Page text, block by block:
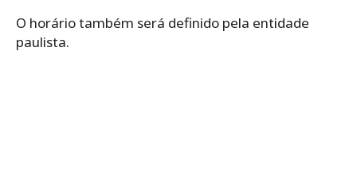
O horário também será definido pela entidade
paulista.